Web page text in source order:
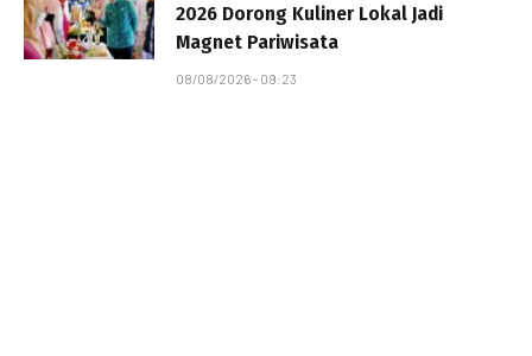
2026 Dorong Kuliner Lokal Jadi
Magnet Pariwisata
08/08/2026 - 09:23